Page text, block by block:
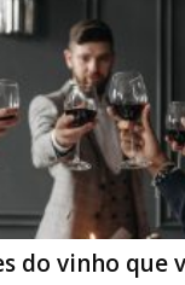
do vinho que